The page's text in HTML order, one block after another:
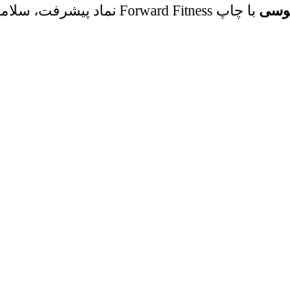
با چاپ Forward Fitness نماد پیشرفت، سلامتی و سبک زندگی فعال است. رنگ طوسی تمرکز را روی مفهوم چاپ حفظ می‌کند.